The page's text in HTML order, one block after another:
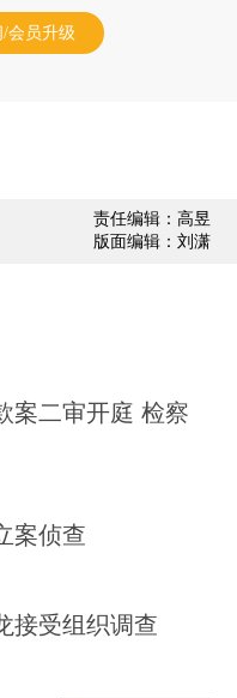
/会员升级
责任编辑：高昱
版面编辑：刘潇
案二审开庭 检察
案侦查
接受组织调查